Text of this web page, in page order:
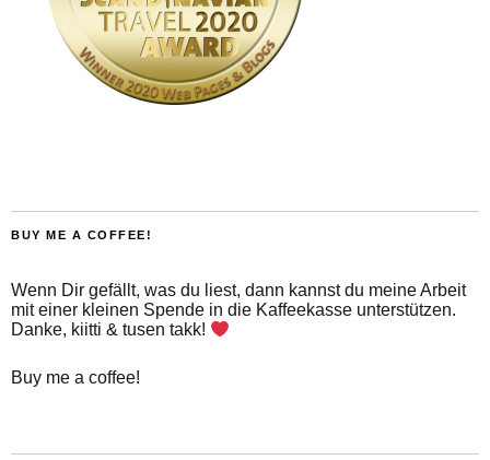
BUY ME A COFFEE!
Wenn Dir gefällt, was du liest, dann kannst du meine Arbeit
mit einer kleinen Spende in die Kaffeekasse unterstützen.
Danke, kiitti & tusen takk!
Buy me a coffee!